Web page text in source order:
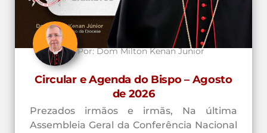
Por:Dom Milton Kenan Junior
Circular e Agenda do Bispo – Agosto
de 2026
Prezados irmãos e irmãs, Na última
Assembleia Geral da Conferência Nacional